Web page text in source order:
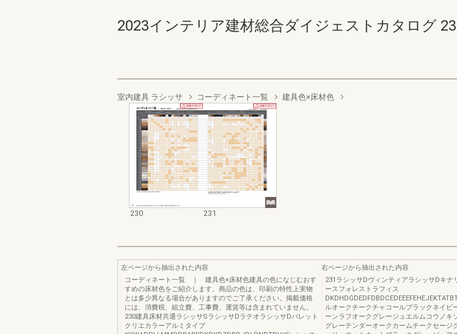
2023インテリア建材総合ダイジェストカタログ
室内建具 ラシッサ コーディネート一覧 建具色×床材色
230 231
左ページから抽出された内容
コーディネート一覧 ｜ 建具色×床材色建具の色になじむおす
すめの床材色をご紹介します。商品の色は、印刷の特性上実物
とは多少異なる場合がありますのでご了承ください。掲載価格
には、消費税、組立費、工事費、運賃等は含まれていません。
230建具床材共通ラシッサSラシッサDラテオラシッサDパレット
クリエカラーアルミタイプ
右ページから抽出された内容
231ラシッサDヴィンティアラシッサDキナ
ースフォレストラフィス
ルオークチークチャコールブラックネイビ
ーンラフオークグレージュエルムコウノキ
グレーテンダーオークカームチークセージ